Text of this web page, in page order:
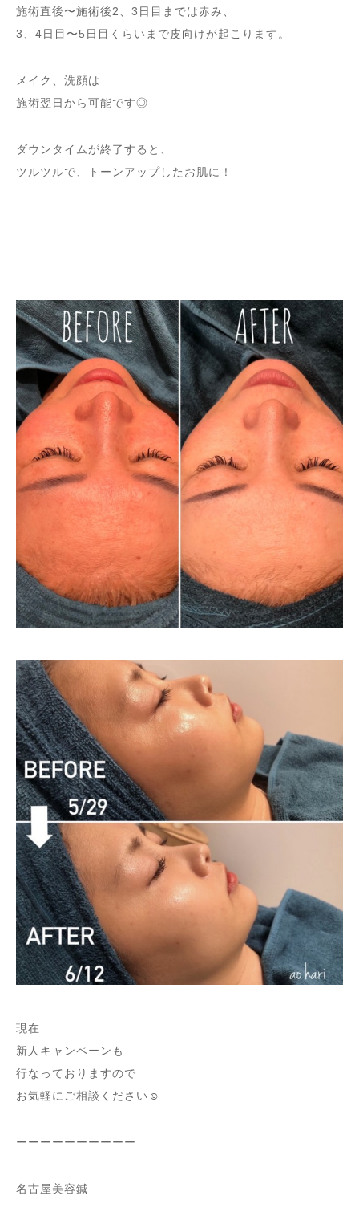
施術直後〜施術後2、3日目までは赤み、
3、4日目〜5日目くらいまで皮向けが起こります。
メイク、洗顔は
施術翌日から可能です◎
ダウンタイムが終了すると、
ツルツルで、トーンアップしたお肌に！
現在
新人キャンペーンも
行なっておりますので
お気軽にご相談ください☺︎
ーーーーーーーーーー
名古屋美容鍼